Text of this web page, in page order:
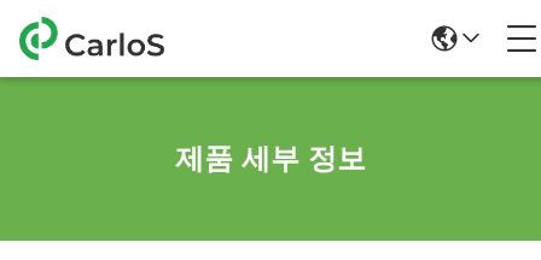
제품 세부 정보